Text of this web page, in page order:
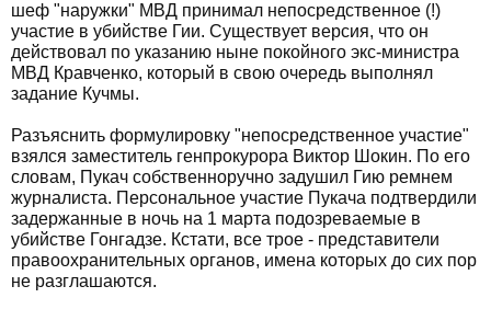
шеф "наружки" МВД принимал непосредственное (!)
участие в убийстве Гии. Существует версия, что он
действовал по указанию ныне покойного экс-министра
МВД Кравченко, который в свою очередь выполнял
задание Кучмы.
Разъяснить формулировку "непосредственное участие"
взялся заместитель генпрокурора Виктор Шокин. По его
словам, Пукач собственноручно задушил Гию ремнем
журналиста. Персональное участие Пукача подтвердили
задержанные в ночь на 1 марта подозреваемые в
убийстве Гонгадзе. Кстати, все трое - представители
правоохранительных органов, имена которых до сих пор
не разглашаются.